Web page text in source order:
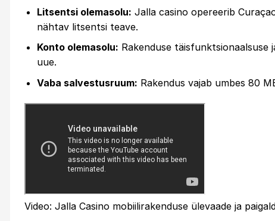
Litsentsi olemasolu: Jalla casino opereerib
nähtav litsentsi teave.
Konto olemasolu: Rakenduse
uue.
Vaba salvestusruum: Rakendus vajab umbes 80
Video: Jalla Casino mobiilirakenduse ülevaade ja